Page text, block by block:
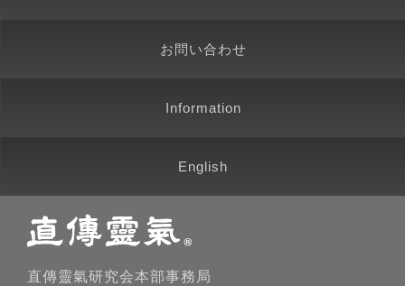
お問い合わせ
Information
English
直傳靈氣研究会本部事務局